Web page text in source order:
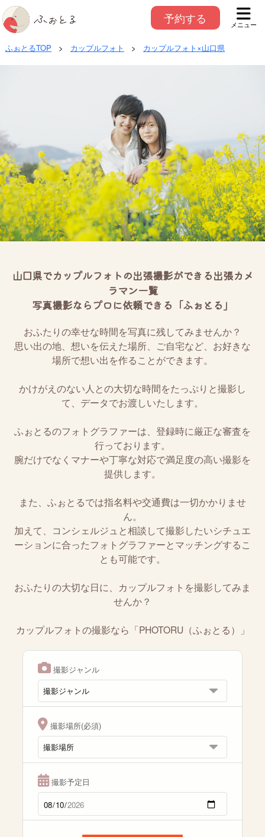
予約する メニュー
ふぉとるTOP > カップルフォト > カップルフォト×山口県
山口県でカップルフォトの出張撮影ができる出張カメ
ラマン一覧
写真撮影ならプロに依頼できる「ふぉとる」
おふたりの幸せな時間を写真に残してみませんか？
思い出の地、想いを伝えた場所、ご自宅など、お好きな
場所で想い出を作ることができます。
かけがえのない人との大切な時間をたっぷりと撮影し
て、データでお渡しいたします。
ふぉとるのフォトグラファーは、登録時に厳正な審査を
行っております。
腕だけでなくマナーや丁寧な対応で満足度の高い撮影を
提供します。
また、ふぉとるでは指名料や交通費は一切かかりませ
ん。
加えて、コンシェルジュと相談して撮影したいシチュエ
ーションに合ったフォトグラファーとマッチングするこ
とも可能です。
おふたりの大切な日に、カップルフォトを撮影してみま
せんか？
カップルフォトの撮影なら「PHOTORU（ふぉとる）」
撮影ジャンル
撮影場所(必須)
撮影予定日